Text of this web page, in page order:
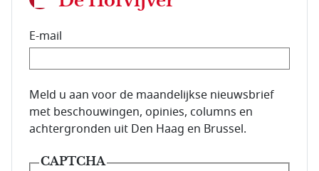
E-mail
E-mailadres van de abonnee.
Meld u aan voor de maandelijkse nieuwsbrief
met beschouwingen, opinies, columns en
achtergronden uit Den Haag en Brussel.
CAPTCHA